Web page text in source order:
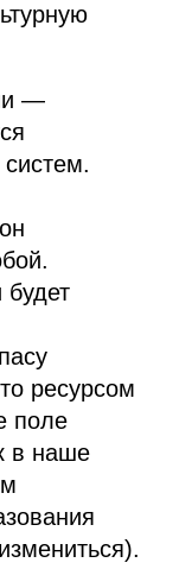
—
ресурсом
поле
в наше